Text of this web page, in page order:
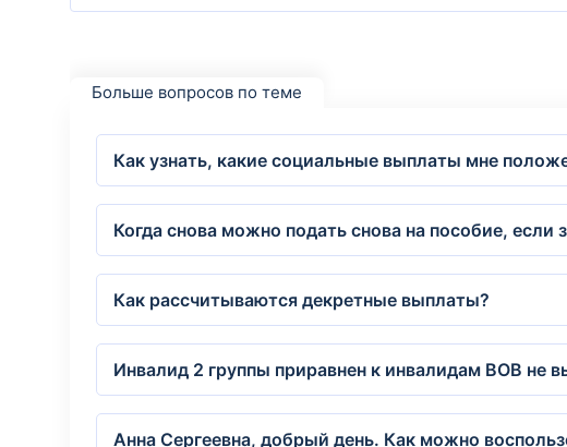
Больше вопросов по теме
Как узнать, какие социальные выплаты мне
Когда снова можно подать снова на пособие,
Как рассчитываются декретные выплаты?
Инвалид 2 группы приравнен к инвалидам ВОВ не
Анна Сергеевна, добрый день. Как можно